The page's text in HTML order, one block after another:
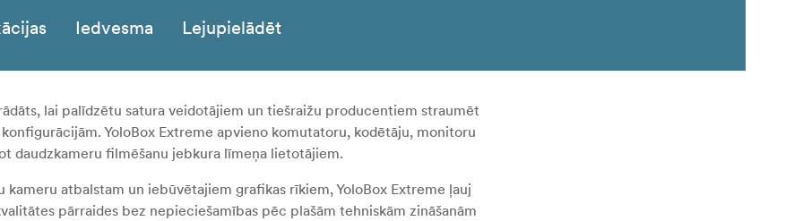
Iedvesma Lejupielādēt
lai palīdzētu satura veidotājiem un tiešraižu producentiem straumēt
YoloBox Extreme apvieno komutatoru, kodētāju, monitoru
daudzkameru filmēšanu jebkura līmeņa lietotājiem.
atbalstam un iebūvētajiem grafikas rīkiem, YoloBox Extreme ļauj
pārraides bez nepieciešamības pēc plašām tehniskām zināšanām